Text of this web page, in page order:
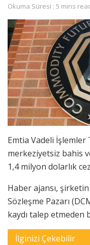
Okuma Süresi : 5 mins
Emtia Vadeli İşlemler
merkeziyetsiz bahis
1,4 milyon dolarlık
Haber ajansı,
Sözleşme Pazarı
kaydı talep etmeden
İlginizi Çekebilir